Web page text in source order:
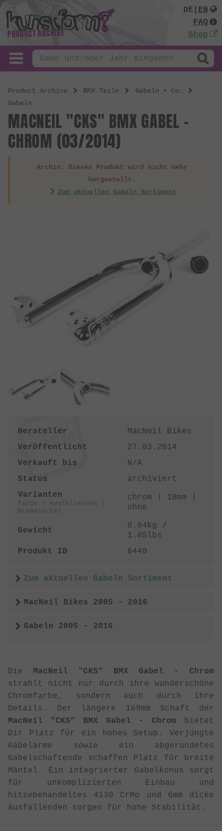
PRODUCT ARCHIVE
DE
EN
FAQ
Shop
Product Archive BMX Teile
Gabeln + Co.
Gabeln
MACNEIL "CKS" BMX GABEL -
CHROM (03/2014)
Archiv: Dieses Produkt wird nicht mehr
hergestellt.
Zum aktuellen Gabeln Sortiment
Hersteller
MacNeil Bikes
Veröffentlicht
27.03.2014
Verkauft bis
N/A
Status
archiviert
Varianten
Farbe | Ausfallenden |
Bremssockel
chrom | 10mm |
ohne
Gewicht
0.84kg /
1.85lbs
Produkt ID
6440
Zum aktuellen Gabeln Sortiment
MacNeil Bikes 2005 - 2016
Gabeln 2005 - 2016
Die MacNeil "CKS" BMX Gabel - Chrom
strahlt nicht nur durch ihre wunderschöne
Chromfarbe, sondern auch durch ihre
Details. Der längere 169mm Schaft der
MacNeil "CKS" BMX Gabel - Chrom bietet
Dir Platz für ein hohes Setup. Verjüngte
Gabelarme sowie ein abgerundetes
Gabelschaftende schaffen Platz für breite
Mäntel. Ein integrierter Gabelkonus sorgt
für unkomplizierten Einbau und
hitzebehandeltes 4130 CrMo und 6mm dicke
Ausfallenden sorgen für hohe Stabilität.